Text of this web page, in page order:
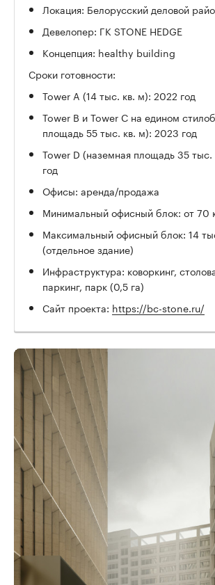
Локация: Белорусский деловой
Девелопер: ГК STONE HEDGE
Концепция: healthy building
Сроки готовности:
Tower A (14 тыс. кв. м): 2022 год
Tower B и Tower С на едином
площадь 55 тыс. кв. м): 2023 год
Tower D (наземная площадь 35
год
Офисы: аренда/продажа
Минимальный офисный блок: от 70
Максимальный офисный блок: 14
(отдельное здание)
Инфраструктура: коворкинг,
паркинг, парк (0,5 га)
Сайт проекта: https://bc-stone.ru/